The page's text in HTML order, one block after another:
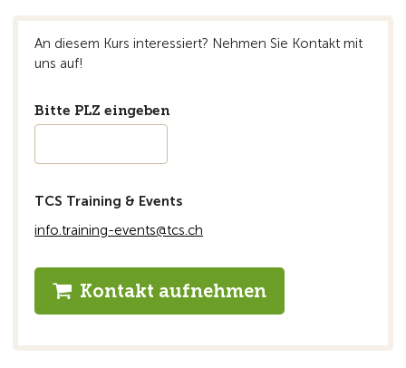
An diesem Kurs interessiert? Nehmen Sie Kontakt mit
uns auf!
Bitte PLZ eingeben
TCS Training & Events
info.training-events@tcs.ch
Kontakt aufnehmen